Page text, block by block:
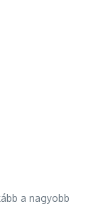
a nagyobb